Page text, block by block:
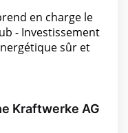
en charge le
- Investissement
sûr et
Kraftwerke AG